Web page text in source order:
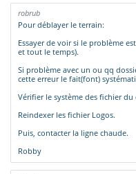
robrub
Pour déblayer le terrain:
Essayer de voir si le problème
et tout le temps).
Si problème avec un ou qq
cette erreur le fait(font)
Vérifier le système des fichier du
Reindexer les fichier Logos.
Puis, contacter la ligne chaude.
Robby